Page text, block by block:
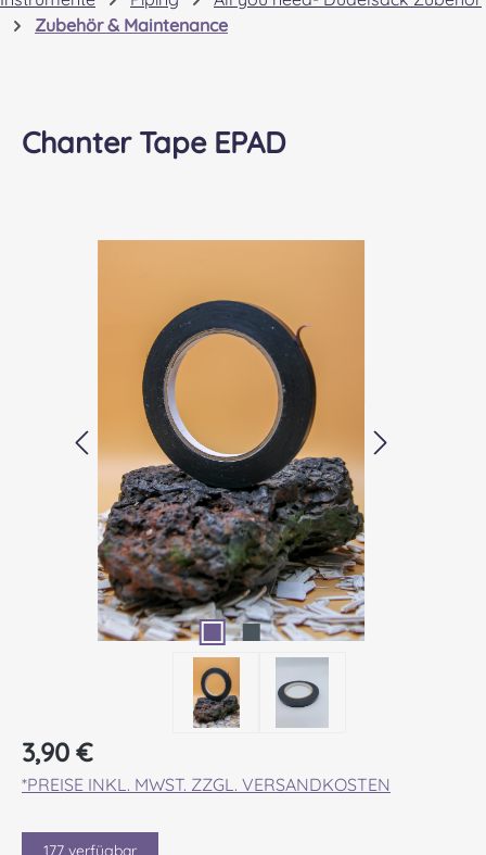
Zubehör & Maintenance
Chanter Tape EPAD
Bildergalerie überspringen
Regulärer Preis:
3,90 €
*PREISE INKL. MWST. ZZGL. VERSANDKOSTEN
177 verfügbar